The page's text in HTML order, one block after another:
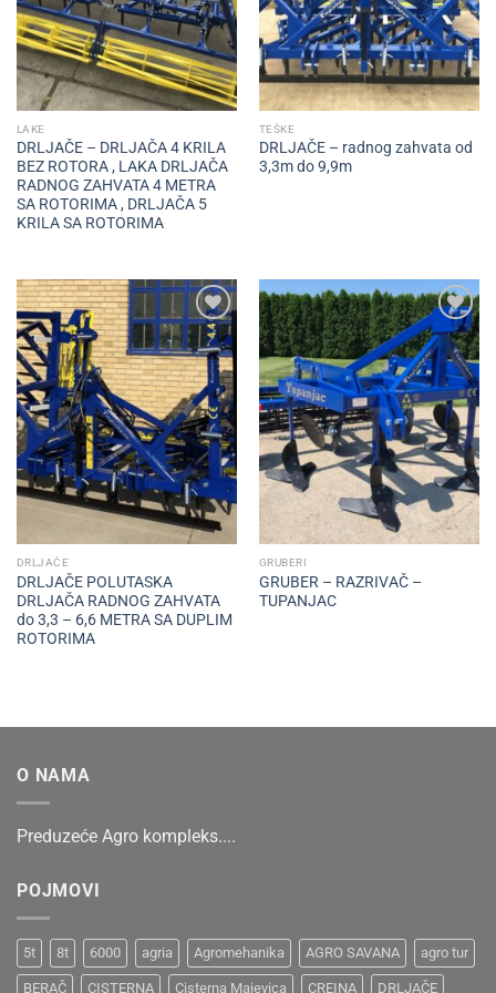
LAKE
DRLJAČE – DRLJAČA 4 KRILA
BEZ ROTORA , LAKA DRLJAČA
RADNOG ZAHVATA 4 METRA
SA ROTORIMA , DRLJAČA 5
KRILA SA ROTORIMA
TEŠKE
DRLJAČE – radnog zahvata od
3,3m do 9,9m
Add to
wishlist
DRLJAČE
DRLJAČE POLUTASKA
DRLJAČA RADNOG ZAHVATA
do 3,3 – 6,6 METRA SA DUPLIM
ROTORIMA
Add to
wishlist
GRUBERI
GRUBER – RAZRIVAČ –
TUPANJAC
O NAMA
Preduzeće Agro kompleks....
POJMOVI
5t 8t 6000 agria Agromehanika AGRO SAVANA agro tur
BERAČ CISTERNA Cisterna Majevica CREINA DRLJAČE